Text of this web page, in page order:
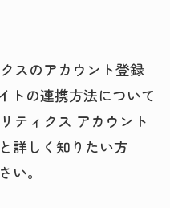
スのアカウント登録
トの連携方法について
ティクス アカウント
詳しく知りたい方
い。